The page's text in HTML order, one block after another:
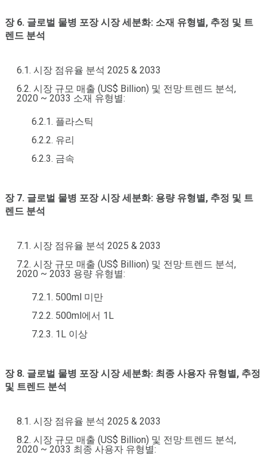
장 6. 글로벌 물병 포장 시장 세분화: 소재 유형별, 추정 및 트
렌드 분석
6.1. 시장 점유율 분석 2025 & 2033
6.2. 시장 규모 매출 (US$ Billion) 및 전망·트렌드 분석,
2020 ~ 2033 소재 유형별:
6.2.1. 플라스틱
6.2.2. 유리
6.2.3. 금속
장 7. 글로벌 물병 포장 시장 세분화: 용량 유형별, 추정 및 트
렌드 분석
7.1. 시장 점유율 분석 2025 & 2033
7.2. 시장 규모 매출 (US$ Billion) 및 전망·트렌드 분석,
2020 ~ 2033 용량 유형별:
7.2.1. 500ml 미만
7.2.2. 500ml에서 1L
7.2.3. 1L 이상
장 8. 글로벌 물병 포장 시장 세분화: 최종 사용자 유형별, 추정
및 트렌드 분석
8.1. 시장 점유율 분석 2025 & 2033
8.2. 시장 규모 매출 (US$ Billion) 및 전망·트렌드 분석,
2020 ~ 2033 최종 사용자 유형별: